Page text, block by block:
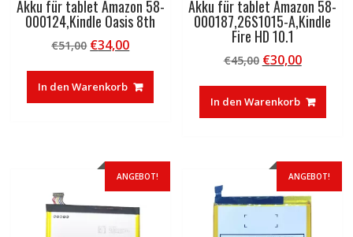
Akku für tablet Amazon 58-
000124,Kindle Oasis 8th
€51,00 Ursprünglicher
war:
€51,00
€34,00Aktueller
ist:
€34,00.
In den Warenkorb
Akku für tablet Amazon 58-
000187,26S1015-A,Kindle
Fire HD 10.1
€45,00 Ursprünglicher
war:
€45,00
€30,00
ist:
€30,00.
In den Warenkorb
ANGEBOT! ANGEBOT!